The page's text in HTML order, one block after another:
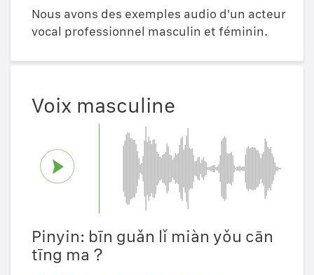
Nous avons des exemples audio d'un acteur
vocal professionnel masculin et féminin.
Voix masculine
Pinyin: bīn guǎn lǐ miàn yǒu cān
tīng ma？